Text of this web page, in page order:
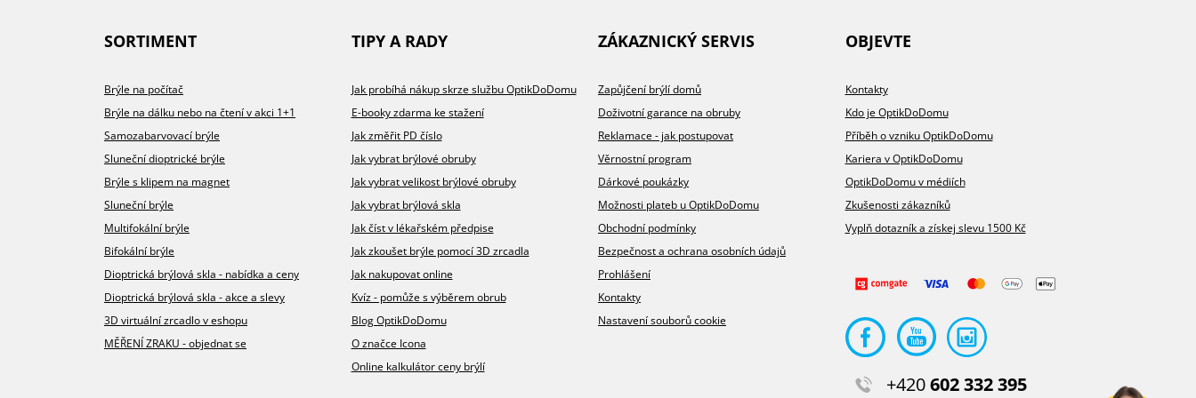
SORTIMENT
Brýle na počítač
Brýle na dálku nebo na čtení v akci 1+1
Samozabarvovací brýle
Sluneční dioptrické brýle
Brýle s klipem na magnet
Sluneční brýle
Multifokální brýle
Bifokální brýle
Dioptrická brýlová skla - nabídka a ceny
Dioptrická brýlová skla - akce a slevy
3D virtuální zrcadlo v eshopu
MĚŘENÍ ZRAKU - objednat se
TIPY A RADY
Jak probíhá nákup skrze službu OptikDoDomu
E-booky zdarma ke stažení
Jak změřit PD číslo
Jak vybrat brýlové obruby
Jak vybrat velikost brýlové obruby
Jak vybrat brýlová skla
Jak číst v lékařském předpise
Jak zkoušet brýle pomocí 3D zrcadla
Jak nakupovat online
Kvíz - pomůže s výběrem obrub
Blog OptikDoDomu
O značce Icona
Online kalkulátor ceny brýlí
ZÁKAZNICKÝ SERVIS
Zapůjčení brýlí domů
Doživotní garance na obruby
Reklamace - jak postupovat
Věrnostní program
Dárkové poukázky
Možnosti plateb u OptikDoDomu
Obchodní podmínky
Bezpečnost a ochrana osobních údajů
Prohlášení
Kontakty
Nastavení souborů cookie
OBJEVTE
Kontakty
Kdo je OptikDoDomu
Příběh o vzniku OptikDoDomu
Kariera v OptikDoDomu
OptikDoDomu v médiích
Zkušenosti zákazníků
Vyplň dotazník a získej slevu 1500 Kč
+420602 332 395